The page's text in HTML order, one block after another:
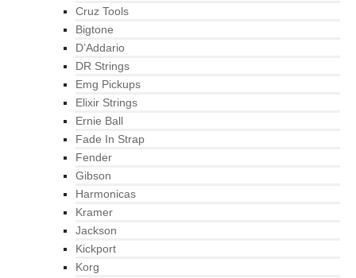
Cruz Tools
Bigtone
D’Addario
DR Strings
Emg Pickups
Elixir Strings
Ernie Ball
Fade In Strap
Fender
Gibson
Harmonicas
Kramer
Jackson
Kickport
Korg